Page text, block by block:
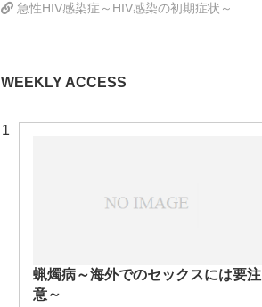
急性HIV感染症～HIV感染の初期症状～
WEEKLY ACCESS
蝋燭病～海外でのセックスには要注
意～